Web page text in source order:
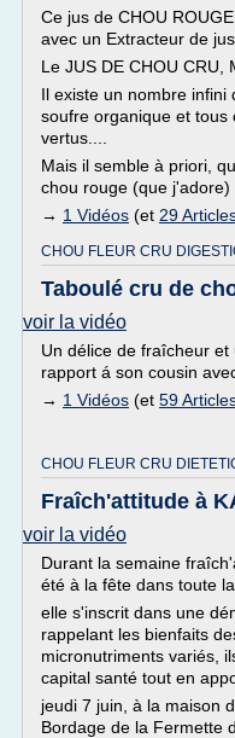
Ce jus de CHOU
avec un Extracteur de
Le JUS DE CHOU CRU,
Il existe un nombre infini
soufre organique et tous
vertus....
Mais il semble à priori,
chou rouge (que j'adore)
→ 1 Vidéos (et 29
CHOU FLEUR CRU
Taboulé cru de
voir la vidéo
Un délice de fraîcheur
rapport á son cousin
→ 1 Vidéos (et 59
CHOU FLEUR CRU
Fraîch'attitude à
voir la vidéo
Durant la semaine
été à la fête dans toute
elle s'inscrit dans une
rappelant les bienfaits
micronutriments variés,
capital santé tout en
jeudi 7 juin, à la maison
Bordage de la Fermette